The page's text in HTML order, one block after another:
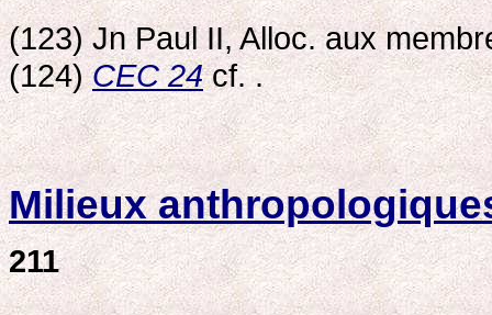
(123) Jn Paul II, Alloc. aux
(124)CEC 24cf. .
Milieux
211